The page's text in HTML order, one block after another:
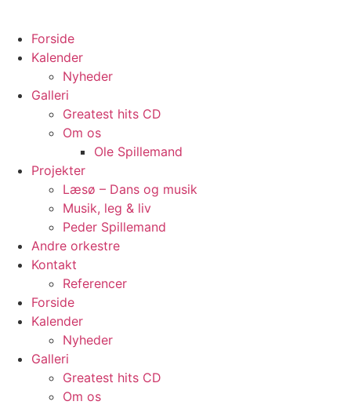
indhold
Forside
Kalender
Nyheder
Galleri
Greatest hits CD
Om os
Ole Spillemand
Projekter
Læsø – Dans og musik
Musik, leg & liv
Peder Spillemand
Andre orkestre
Kontakt
Referencer
Forside
Kalender
Nyheder
Galleri
Greatest hits CD
Om os